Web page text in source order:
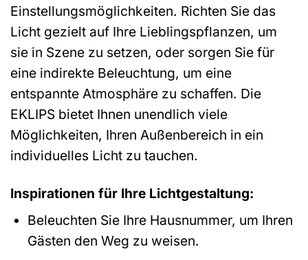
Einstellungsmöglichkeiten. Richten Sie das
Licht gezielt auf Ihre Lieblingspflanzen, um
sie in Szene zu setzen, oder sorgen Sie für
eine indirekte Beleuchtung, um eine
entspannte Atmosphäre zu schaffen. Die
EKLIPS bietet Ihnen unendlich viele
Möglichkeiten, Ihren Außenbereich in ein
individuelles Licht zu tauchen.
Inspirationen für Ihre Lichtgestaltung:
Beleuchten Sie Ihre Hausnummer, um Ihren
Gästen den Weg zu weisen.